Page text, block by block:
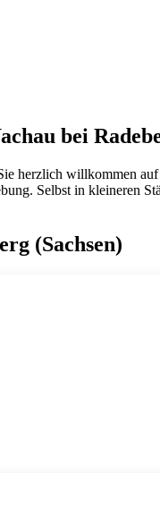
bei
herzlich willkommen auf
Selbst in kleineren
(Sachsen)